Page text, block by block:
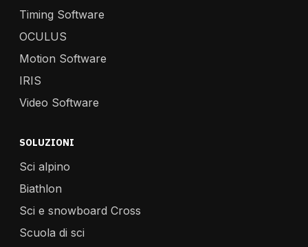
Timing Software
OCULUS
Motion Software
IRIS
Video Software
SOLUZIONI
Sci alpino
Biathlon
Sci e snowboard Cross
Scuola di sci